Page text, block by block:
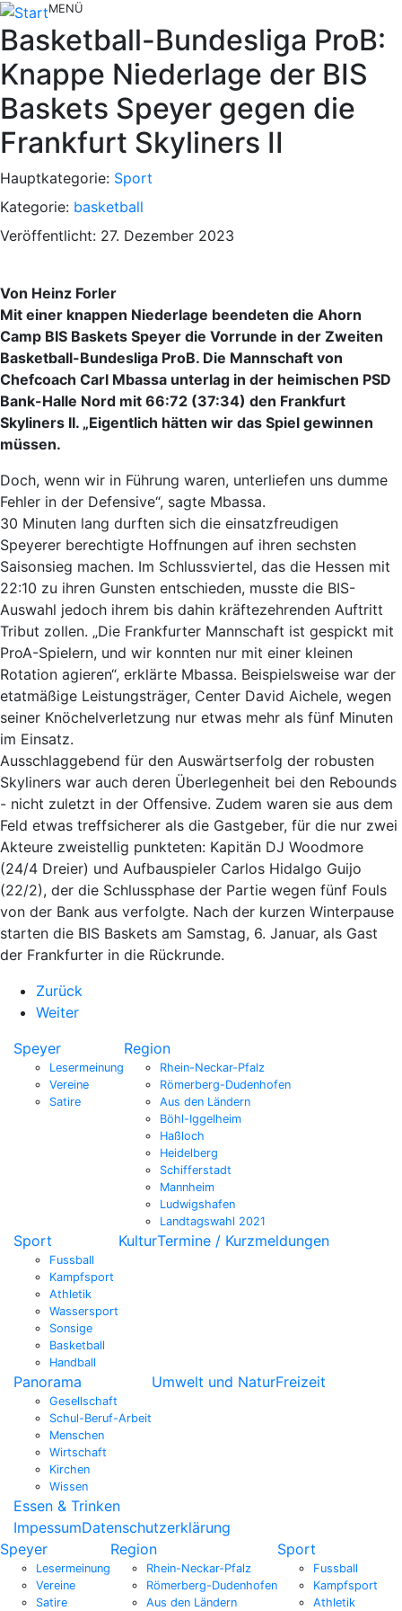
MENÜ
Basketball-Bundesliga ProB:
Knappe Niederlage der BIS
Baskets Speyer gegen die
Frankfurt Skyliners II
Hauptkategorie: Sport
Kategorie: basketball
Veröffentlicht: 27. Dezember 2023
Von Heinz Forler
Mit einer knappen Niederlage beendeten die Ahorn
Camp BIS Baskets Speyer die Vorrunde in der Zweiten
Basketball-Bundesliga ProB. Die Mannschaft von
Chefcoach Carl Mbassa unterlag in der heimischen PSD
Bank-Halle Nord mit 66:72 (37:34) den Frankfurt
Skyliners II. „Eigentlich hätten wir das Spiel gewinnen
müssen.
Doch, wenn wir in Führung waren, unterliefen uns dumme
Fehler in der Defensive“, sagte Mbassa.
30 Minuten lang durften sich die einsatzfreudigen
Speyerer berechtigte Hoffnungen auf ihren sechsten
Saisonsieg machen. Im Schlussviertel, das die Hessen mit
22:10 zu ihren Gunsten entschieden, musste die BIS-
Auswahl jedoch ihrem bis dahin kräftezehrenden Auftritt
Tribut zollen. „Die Frankfurter Mannschaft ist gespickt mit
ProA-Spielern, und wir konnten nur mit einer kleinen
Rotation agieren“, erklärte Mbassa. Beispielsweise war der
etatmäßige Leistungsträger, Center David Aichele, wegen
seiner Knöchelverletzung nur etwas mehr als fünf Minuten
im Einsatz.
Ausschlaggebend für den Auswärtserfolg der robusten
Skyliners war auch deren Überlegenheit bei den Rebounds
- nicht zuletzt in der Offensive. Zudem waren sie aus dem
Feld etwas treffsicherer als die Gastgeber, für die nur zwei
Akteure zweistellig punkteten: Kapitän DJ Woodmore
(24/4 Dreier) und Aufbauspieler Carlos Hidalgo Guijo
(22/2), der die Schlussphase der Partie wegen fünf Fouls
von der Bank aus verfolgte. Nach der kurzen Winterpause
starten die BIS Baskets am Samstag, 6. Januar, als Gast
der Frankfurter in die Rückrunde.
Zurück
Weiter
Speyer
Lesermeinung
Vereine
Satire
Region
Rhein-Neckar-Pfalz
Römerberg-Dudenhofen
Aus den Ländern
Böhl-Iggelheim
Haßloch
Heidelberg
Schifferstadt
Mannheim
Ludwigshafen
Landtagswahl 2021
Sport
Fussball
Kampfsport
Athletik
Wassersport
Sonsige
Basketball
Handball
KulturTermine / Kurzmeldungen
Panorama
Gesellschaft
Schul-Beruf-Arbeit
Menschen
Wirtschaft
Kirchen
Wissen
Umwelt und NaturFreizeit
Essen & Trinken
ImpessumDatenschutzerklärung
Speyer
Lesermeinung
Vereine
Satire
Region
Rhein-Neckar-Pfalz
Römerberg-Dudenhofen
Aus den Ländern
Sport
Fussball
Kampfsport
Athletik